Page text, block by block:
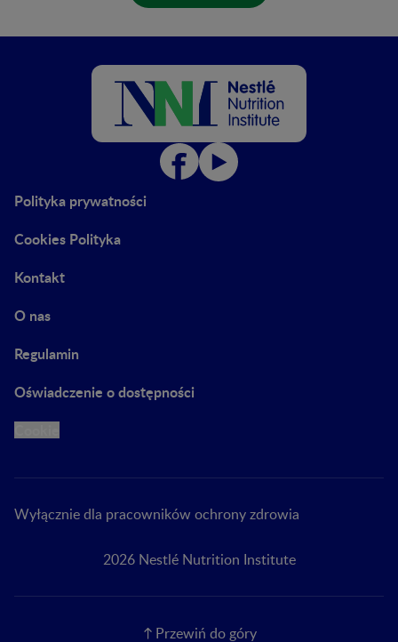
Polityka prywatności
Cookies Polityka
Kontakt
O nas
Regulamin
Oświadczenie o dostępności
Wyłącznie dla pracowników ochrony zdrowia
2026 Nestlé Nutrition Institute
Przewiń do góry